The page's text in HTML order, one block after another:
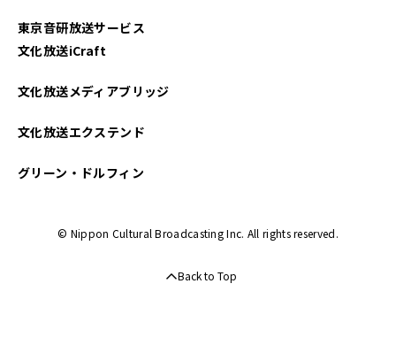
東京音研放送サービス
文化放送iCraft
文化放送メディアブリッジ
文化放送エクステンド
グリーン・ドルフィン
© Nippon Cultural Broadcasting Inc. All rights reserved.
Back to Top